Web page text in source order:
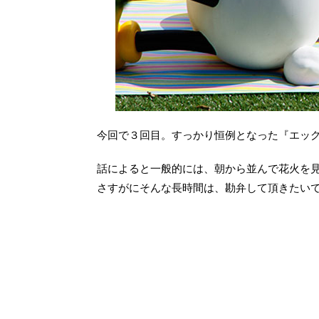
今回で３回目。すっかり恒例となった『エッ
話によると一般的には、朝から並んで花火を
さすがにそんな長時間は、勘弁して頂きたい